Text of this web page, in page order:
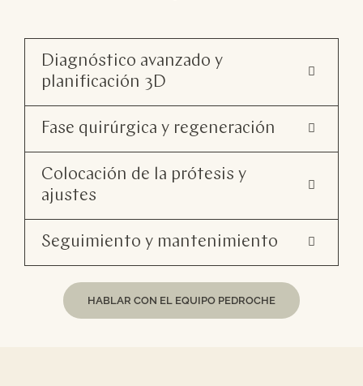
Diagnóstico avanzado y
planificación 3D
Fase quirúrgica y regeneración
Colocación de la prótesis y
ajustes
Seguimiento y mantenimiento
HABLAR CON EL EQUIPO PEDROCHE